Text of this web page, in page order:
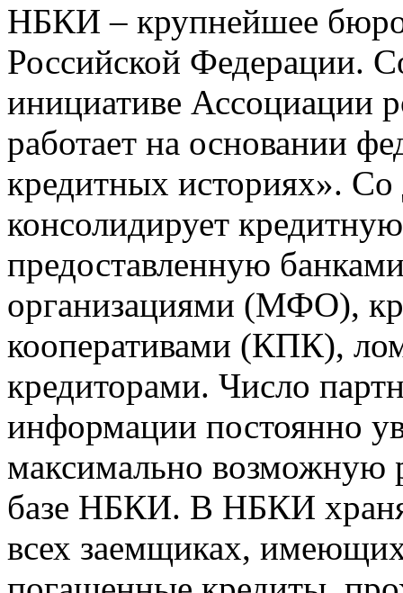
НБКИ – крупнейшее
Российской Федерации.
инициативе Ассоциации
работает на основании
кредитных историях».
консолидирует
предоставленную
организациями (МФО),
кооперативами (КПК),
кредиторами. Число
информации постоянно
максимально возможную
базе НБКИ. В НБКИ
всех заемщиках,